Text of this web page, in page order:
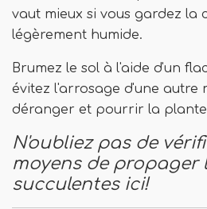
vaut mieux si vous gardez la
légèrement humide.
Brumez le sol à l'aide d'un
évitez l'arrosage d'une autre
déranger et pourrir la
N'oubliez pas de
moyens de propager
succulentes ici!